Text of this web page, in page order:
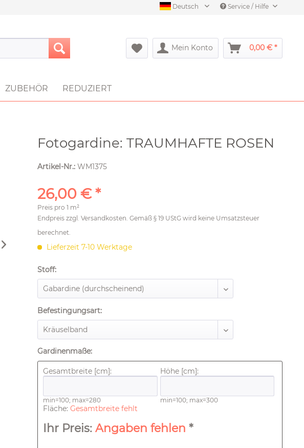
Deutsch Service / Hilfe
Mein Konto 0,00 € *
ZUBEHÖR REDUZIERT
Fotogardine: TRAUMHAFTE ROSEN
Artikel-Nr.:WM1375
26,00 € *
Preis pro1 m²
Endpreis zzgl.Versandkosten. Gemäß § 19 UStG wird keine Umsatzsteuer
berechnet.
Lieferzeit 7-10 Werktage
Stoff:
Befestingungsart:
Gardinenmaße:
Gesamtbreite [cm]: Höhe [cm]:
min=100; max=280 min=100; max=300
Fläche: Gesamtbreite fehlt
Ihr Preis: Angaben fehlen *